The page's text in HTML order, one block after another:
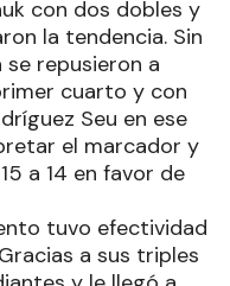
con dos dobles y
la tendencia. Sin
se repusieron a
cuarto y con
Seu en ese
el marcador y
a 14 en favor de
tuvo efectividad
a sus triples